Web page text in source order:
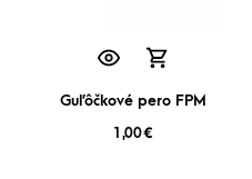
Guľôčkové pero FPM
1,00€